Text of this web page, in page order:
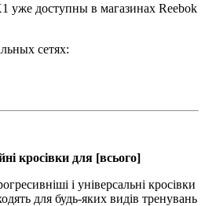
уже доступны в магазинах Reebok
сетях:
кросівки для [всього]
і універсальні кросівки
для будь-яких видів тренувань